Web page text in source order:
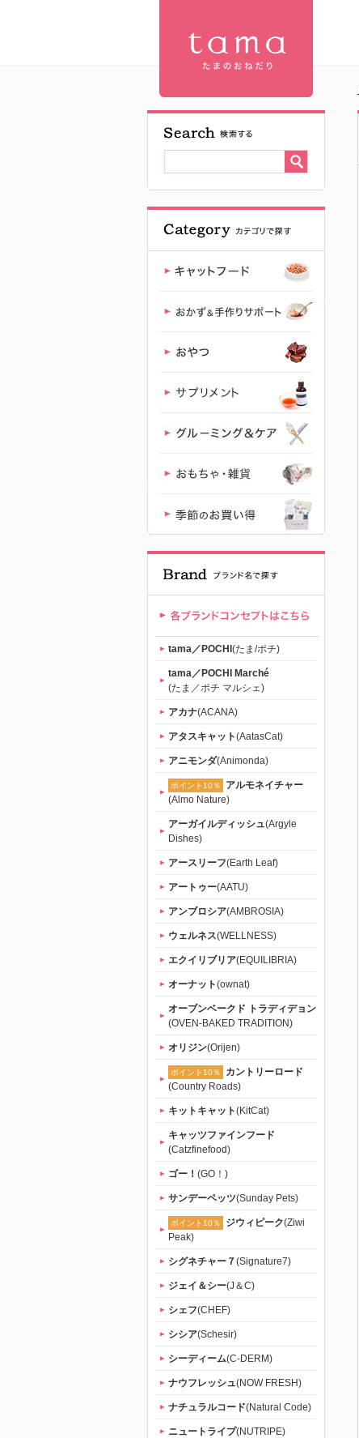
アタスキャ
ット(Aatas
Cat) | 【公
式】プレミ
アムキャッ
トフード専
門店「たま
のおねだり
（tama）」
｜初回送料
無料
tama／POCHI (たま/ポチ)
tama／POCHI Marché
(たま／ポチ マルシェ)
アカナ(ACANA)
アタスキャット(AatasCat)
アニモンダ(Animonda)
ポイント10％
アルモネイチャー
(Almo Nature)
アーガイルディッシュ(Argyle
Dishes)
アースリーフ(Earth Leaf)
アートゥー(AATU)
アンブロシア(AMBROSIA)
ウェルネス(WELLNESS)
エクイリブリア(EQUILIBRIA)
オーナット(ownat)
オーブンベークド トラディデョン
(OVEN-BAKED TRADITION)
オリジン(Orijen)
ポイント10％
カントリーロード
(Country Roads)
キットキャット(KitCat)
キャッツファインフード
(Catzfinefood)
ゴー！ (GO！)
サンデーペッツ(Sunday Pets)
ポイント10％ ジウィピーク(Ziwi
Peak)
シグネチャー７(Signature7)
ジェイ＆シー(J＆C)
シェフ(CHEF)
シシア(Schesir)
シーディーム(C-DERM)
ナウフレッシュ(NOW FRESH)
ナチュラルコード(Natural Code)
ニュートライプ(NUTRIPE)